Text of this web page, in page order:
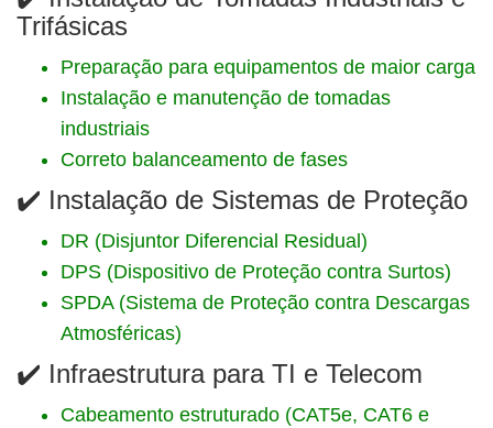
Trifásicas
Preparação para equipamentos de maior carga
Instalação e manutenção de tomadas
industriais
Correto balanceamento de fases
✔️ Instalação de Sistemas de Proteção
DR (Disjuntor Diferencial Residual)
DPS (Dispositivo de Proteção contra Surtos)
SPDA (Sistema de Proteção contra Descargas
Atmosféricas)
✔️ Infraestrutura para TI e Telecom
Cabeamento estruturado (CAT5e, CAT6 e